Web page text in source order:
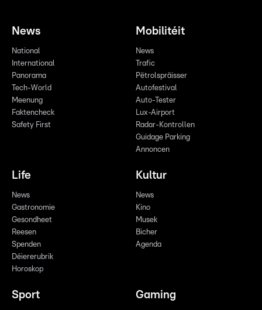
News
National
International
Panorama
Tech-World
Meenung
Faktencheck
Safety First
Mobilitéit
News
Trafic
Pëtrolspräisser
Autofestival
Auto-Tester
Lux-Airport
Radar-Kontrollen
Guidage Parking
Annoncen
Life
News
Gastronomie
Gesondheet
Reesen
Spenden
Déiererubrik
Horoskop
Kultur
News
Kino
Musek
Bicher
Agenda
Sport Gaming